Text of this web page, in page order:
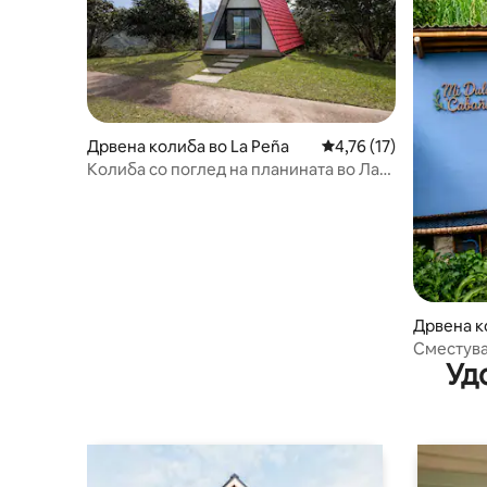
Дрвена колиба во La Peña Просечна оцена:
4,76 (17)
Колиба со поглед на планината во Ла
Дрвена
вклучен